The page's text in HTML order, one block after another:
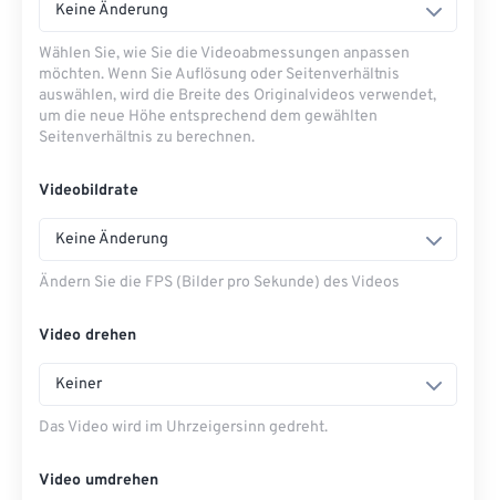
Keine Änderung
Wählen Sie, wie Sie die Videoabmessungen anpassen
möchten. Wenn Sie Auflösung oder Seitenverhältnis
auswählen, wird die Breite des Originalvideos verwendet,
um die neue Höhe entsprechend dem gewählten
Seitenverhältnis zu berechnen.
Videobildrate
Keine Änderung
Ändern Sie die FPS (Bilder pro Sekunde) des Videos
Video drehen
Keiner
Das Video wird im Uhrzeigersinn gedreht.
Video umdrehen